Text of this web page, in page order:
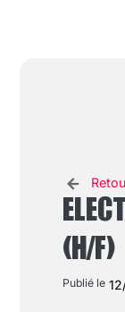
(H/F)
Publié le